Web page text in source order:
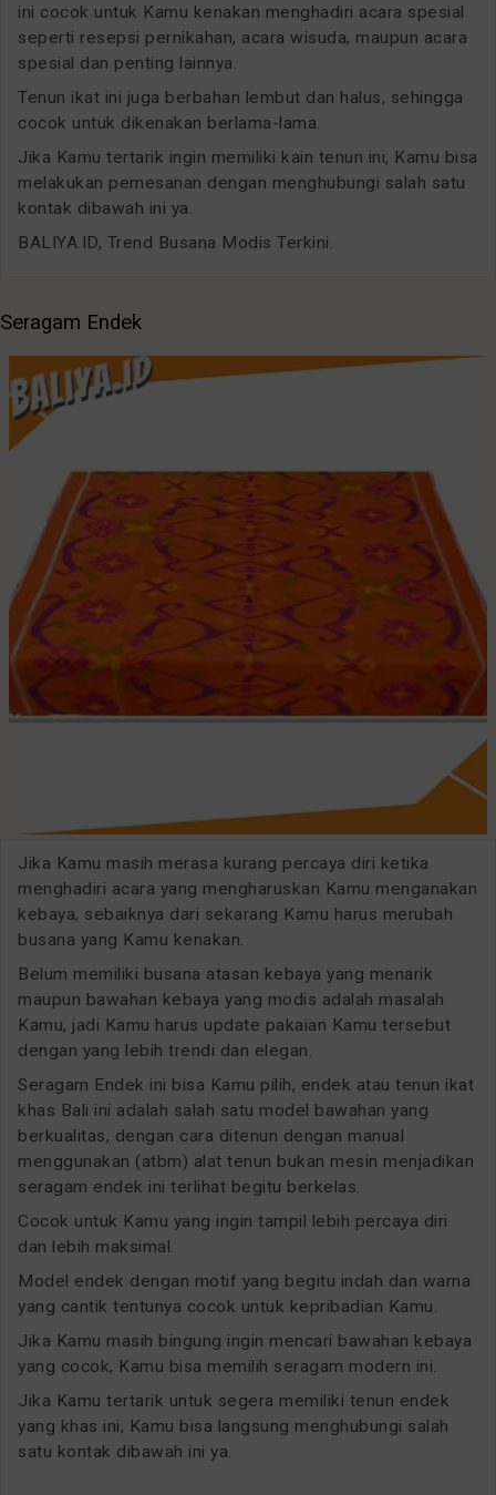
ini cocok untuk Kamu kenakan menghadiri acara spesial
seperti resepsi pernikahan, acara wisuda, maupun acara
spesial dan penting lainnya.
Tenun ikat ini juga berbahan lembut dan halus, sehingga
cocok untuk dikenakan berlama-lama.
Jika Kamu tertarik ingin memiliki kain tenun ini, Kamu bisa
melakukan pemesanan dengan menghubungi salah satu
kontak dibawah ini ya.
BALIYA.ID, Trend Busana Modis Terkini.
Seragam Endek
Jika Kamu masih merasa kurang percaya diri ketika
menghadiri acara yang mengharuskan Kamu menganakan
kebaya, sebaiknya dari sekarang Kamu harus merubah
busana yang Kamu kenakan.
Belum memiliki busana atasan kebaya yang menarik
maupun bawahan kebaya yang modis adalah masalah
Kamu, jadi Kamu harus update pakaian Kamu tersebut
dengan yang lebih trendi dan elegan.
Seragam Endek ini bisa Kamu pilih, endek atau tenun ikat
khas Bali ini adalah salah satu model bawahan yang
berkualitas, dengan cara ditenun dengan manual
menggunakan (atbm) alat tenun bukan mesin menjadikan
seragam endek ini terlihat begitu berkelas.
Cocok untuk Kamu yang ingin tampil lebih percaya diri
dan lebih maksimal.
Model endek dengan motif yang begitu indah dan warna
yang cantik tentunya cocok untuk kepribadian Kamu.
Jika Kamu masih bingung ingin mencari bawahan kebaya
yang cocok, Kamu bisa memilih seragam modern ini.
Jika Kamu tertarik untuk segera memiliki tenun endek
yang khas ini, Kamu bisa langsung menghubungi salah
satu kontak dibawah ini ya.